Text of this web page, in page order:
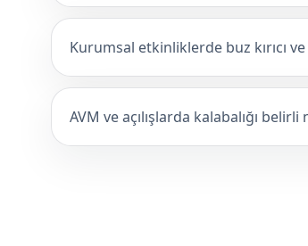
Kurumsal etkinliklerde buz kırıcı
AVM ve açılışlarda kalabalığı